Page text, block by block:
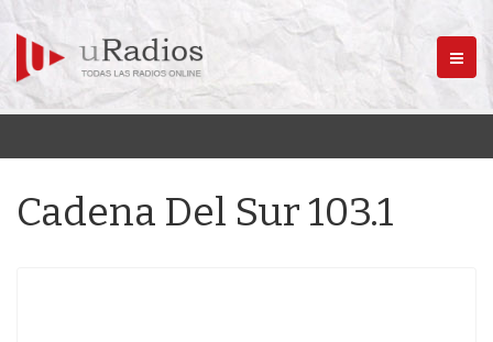
Menú
Cadena Del Sur 103.1